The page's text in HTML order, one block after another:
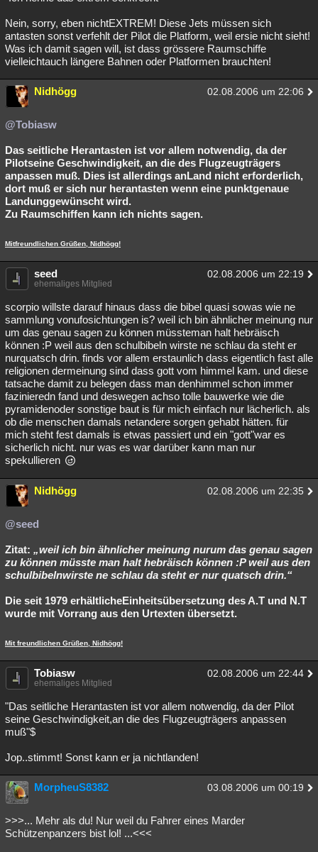
Nein, sorry, eben nichtEXTREM! Diese Jets müssen sich
antasten sonst verfehlt der Pilot die Platform, weil ersie nicht sieht!
Was ich damit sagen will, ist dass grössere Raumschiffe
vielleichtauch längere Bahnen oder Platformen brauchten!
Nidhögg 02.08.2006 um 22:06
@Tobiasw
Das seitliche Herantasten ist vor allem notwendig, da der
Pilotseine Geschwindigkeit, an die des Flugzeugträgers
anpassen muß. Dies ist allerdings anLand nicht erforderlich,
dort muß er sich nur herantasten wenn eine punktgenaue
Landunggewünscht wird.
Zu Raumschiffen kann ich nichts sagen.
Mitfreundlichen Grüßen, Nidhögg!
seed 02.08.2006 um 22:19
ehemaliges Mitglied
scorpio willste darauf hinaus dass die bibel quasi sowas wie ne
sammlung vonufosichtungen is? weil ich bin ähnlicher meinung nur
um das genau sagen zu können müssteman halt hebräisch
können :P weil aus den schulbibeln wirste ne schlau da steht er
nurquatsch drin. finds vor allem erstaunlich dass eigentlich fast alle
religionen dermeinung sind dass gott vom himmel kam. und diese
tatsache damit zu belegen dass man denhimmel schon immer
fazinieredn fand und deswegen achso tolle bauwerke wie die
pyramidenoder sonstige baut is für mich einfach nur lächerlich. als
ob die menschen damals netandere sorgen gehabt hätten. für
mich steht fest damals is etwas passiert und ein "gott"war es
sicherlich nicht. nur was es war darüber kann man nur
spekullieren
Nidhögg 02.08.2006 um 22:35
@seed
Zitat:‭ „‬weil ich bin ähnlicher meinung nurum das genau sagen
zu können müsste man halt hebräisch können :P weil aus den
schulbibelnwirste ne schlau da steht er nur quatsch drin.“
Die seit 1979 erhältlicheEinheitsübersetzung des A.T und N.T
wurde mit Vorrang aus den Urtexten übersetzt.
Mit freundlichen Grüßen, Nidhögg!
Tobiasw 02.08.2006 um 22:44
ehemaliges Mitglied
"Das seitliche Herantasten ist vor allem notwendig, da der Pilot
seine Geschwindigkeit,an die des Flugzeugträgers anpassen
muß"$
Jop..stimmt! Sonst kann er ja nichtlanden!
MorpheuS8382 03.08.2006 um 00:19
>>>... Mehr als du! Nur weil du Fahrer eines Marder
Schützenpanzers bist lol! ...<<<